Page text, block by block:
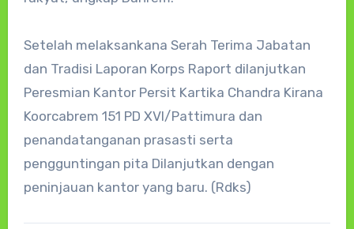
Setelah melaksankana Serah Terima Jabatan
dan Tradisi Laporan Korps Raport dilanjutkan
Peresmian Kantor Persit Kartika Chandra Kirana
Koorcabrem 151 PD XVI/Pattimura dan
penandatanganan prasasti serta
pengguntingan pita Dilanjutkan dengan
peninjauan kantor yang baru. (Rdks)